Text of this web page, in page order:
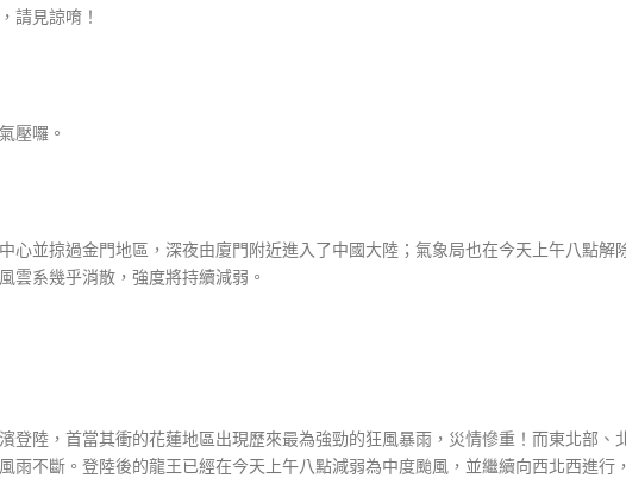
請見諒唷！
壓囉。
心並掠過金門地區，深夜由廈門附近進入了中國大陸；氣象局也在今天上午八點解
雲系幾乎消散，強度將持續減弱。
登陸，首當其衝的花蓮地區出現歷來最為強勁的狂風暴雨，災情慘重！而東北部、
雨不斷。登陸後的龍王已經在今天上午八點減弱為中度颱風，並繼續向西北西進行